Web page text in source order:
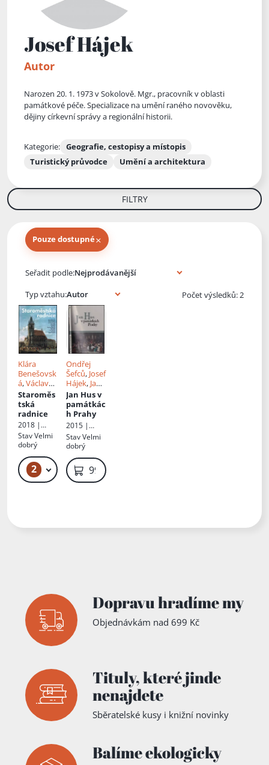
Josef Hájek
Autor
Narozen 20. 1. 1973 v Sokolově. Mgr., pracovník v oblasti
památkové péče. Specializace na umění raného novověku,
dějiny církevní správy a regionální historii.
Kategorie: Geografie, cestopisy a místopis
Turistický průvodce
Umění a architektura
FILTRY
Pouze dostupné×
Seřadit podle:
Typ vztahu:
Počet výsledků: 2
Klára
Benešovsk
á,Václav
Ledvinka,
Petr Urlich
Jan
Chlíbec
Zdeněk
Dragoun,
Vladimír
Šlapeta,
Josef
Hájek,Jiří
Skála,Petr
Staroměs
tská
radnice
2018 |
Foibos
StavVelmi
dobrý
2 229 Kč
Ondřej
Šefců, Josef
Hájek, Jan
Baláček,
Ota
Halama,
Josef
Bambas
Ladislav
Bartoš
Anna
Kusáková
Il.Jan
Kusáková
Jan Hus v
památkác
h Prahy
2015 |
Národní
památkový
ústav,
Územní
odborné
pracoviště
StavVelmi
dobrý
99 Kč
Dopravu hradíme my
Objednávkám nad 699 Kč
Tituly,které jinde
nenajdete
Sběratelské kusy i knižní novinky
Balíme ekologicky